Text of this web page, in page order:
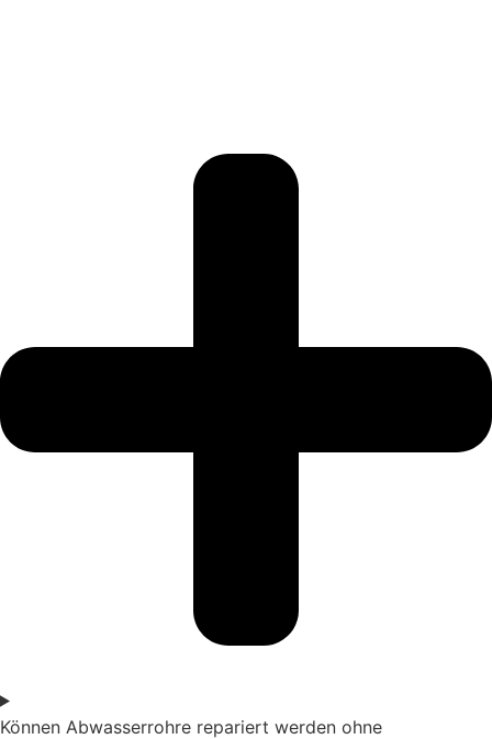
Können Abwasserrohre repariert werden ohne